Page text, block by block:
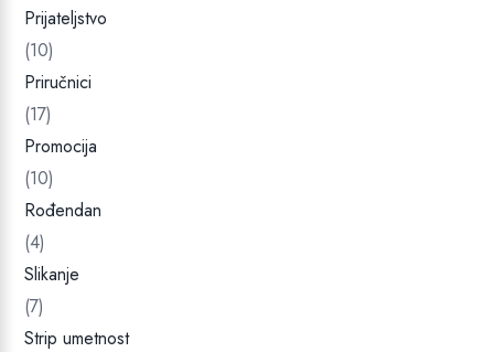
Prijateljstvo
(10)
Priručnici
(17)
Promocija
(10)
Rođendan
(4)
Slikanje
(7)
Strip umetnost